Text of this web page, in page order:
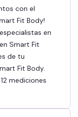
Fit Body!
en
Smart Fit
de tu
Fit Body.
mediciones